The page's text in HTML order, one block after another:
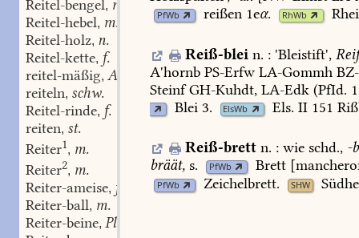
Reitel-bengel, m.
Reitel-hebel, m.
Reitel-holz, n.
Reitel-kette, f.
reitel-mäßig, Adj.
reiteln, schw.
Reitel-rinde, f.
reiten, st.
Reiter1, m.
Reiter2, m.
Reiter-ameise, f.
Reiter-ball, m.
Reiter-beine, Pl.
PfWb reißen 1eα. RhWb
Reiß-blei n. :'Bleistift',
A'hornb PS-Erfw LA-Gommh
SteinfGH-Kuhdt, LA-Edk (PfId.
Blei3. ElsWb Els. II151
Reiß-brett n. :wieschd., -
bräät, s. PfWb Brett
PfWb Zeichelbrett. SHW